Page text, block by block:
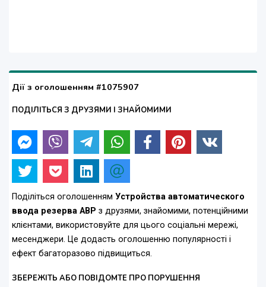
Дії з оголошенням #1075907
ПОДІЛІТЬСЯ З ДРУЗЯМИ І ЗНАЙОМИМИ
Поділіться оголошенням Устройства автоматического
ввода резерва АВР з друзями, знайомими, потенційними
клієнтами, використовуйте для цього соціальні мережі,
месенджери. Це додасть оголошенню популярності і
ефект багаторазово підвищиться.
ЗБЕРЕЖІТЬ АБО ПОВІДОМТЕ ПРО ПОРУШЕННЯ